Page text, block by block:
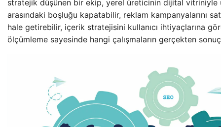
stratejik düşünen bir ekip, yerel üreticinin dijital vitriniyle
arasındaki boşluğu kapatabilir, reklam kampanyalarını
hale getirebilir, içerik stratejisini kullanıcı ihtiyaçlarına
ölçümleme sayesinde hangi çalışmaların gerçekten